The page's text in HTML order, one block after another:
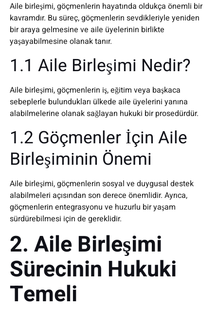
Aile birleşimi, göçmenlerin hayatında oldukça önemli bir
kavramdır. Bu süreç, göçmenlerin sevdikleriyle yeniden
bir araya gelmesine ve aile üyelerinin birlikte
yaşayabilmesine olanak tanır.
1.1 Aile Birleşimi Nedir?
Aile birleşimi, göçmenlerin iş, eğitim veya başkaca
sebeplerle bulundukları ülkede aile üyelerini yanına
alabilmelerine olanak sağlayan hukuki bir prosedürdür.
1.2 Göçmenler İçin Aile
Birleşiminin Önemi
Aile birleşimi, göçmenlerin sosyal ve duygusal destek
alabilmeleri açısından son derece önemlidir. Ayrıca,
göçmenlerin entegrasyonu ve huzurlu bir yaşam
sürdürebilmesi için de gereklidir.
2. Aile Birleşimi
Sürecinin Hukuki
Temeli